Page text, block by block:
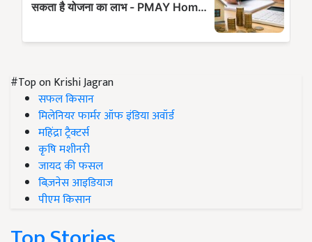
#Top on Krishi Jagran
सफल किसान
मिलेनियर फार्मर ऑफ इंडिया अवॉर्ड
महिंद्रा ट्रैक्टर्स
कृषि मशीनरी
जायद की फसल
बिज़नेस आइडियाज
पीएम किसान